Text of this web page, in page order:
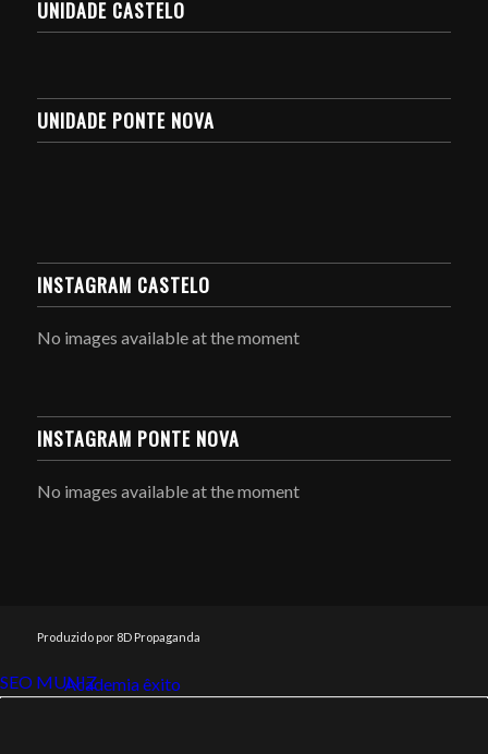
UNIDADE CASTELO
UNIDADE PONTE NOVA
INSTAGRAM CASTELO
No images available at the moment
INSTAGRAM PONTE NOVA
No images available at the moment
Produzido por 8D Propaganda
SEO MUNIZ
Link112Academia êxito